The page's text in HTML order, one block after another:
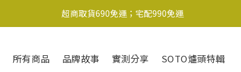
超商取貨690免運；宅配990免運
超商取貨690免運；宅配990免運
超商取貨690免運；宅配990免運
所有商品 品牌故事 實測分享 SOTO爐頭特輯